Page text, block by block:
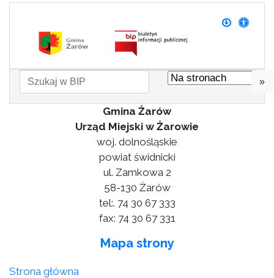
»
Gmina Żarów
Urząd Miejski w Żarowie
woj. dolnośląskie
powiat świdnicki
ul. Zamkowa 2
58-130 Żarów
tel:. 74 30 67 333
fax: 74 30 67 331
Mapa strony
Strona główna